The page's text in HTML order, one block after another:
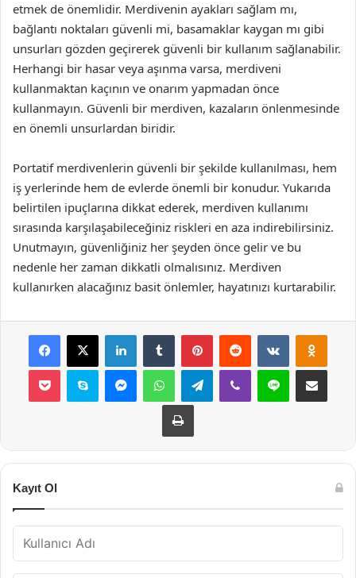
etmek de önemlidir. Merdivenin ayakları sağlam mı,
bağlantı noktaları güvenli mi, basamaklar kaygan mı gibi
unsurları gözden geçirerek güvenli bir kullanım sağlanabilir.
Herhangi bir hasar veya aşınma varsa, merdiveni
kullanmaktan kaçının ve onarım yapmadan önce
kullanmayın. Güvenli bir merdiven, kazaların önlenmesinde
en önemli unsurlardan biridir.
Portatif merdivenlerin güvenli bir şekilde kullanılması, hem
iş yerlerinde hem de evlerde önemli bir konudur. Yukarıda
belirtilen ipuçlarına dikkat ederek, merdiven kullanımı
sırasında karşılaşabileceğiniz riskleri en aza indirebilirsiniz.
Unutmayın, güvenliğiniz her şeyden önce gelir ve bu
nedenle her zaman dikkatli olmalısınız. Merdiven
kullanırken alacağınız basit önlemler, hayatınızı kurtarabilir.
Facebook
X LinkedInTumblr PinterestReddit VKontakte
Pocket Skype MessengerWhatsAppTelegramViber Line E-Posta ile
Yazdır
Kayıt Ol